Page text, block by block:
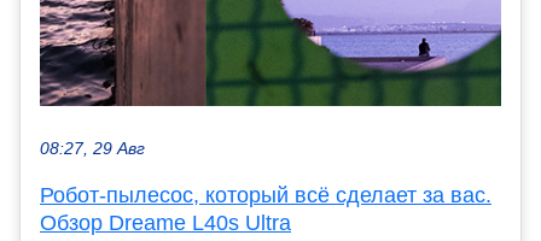
08:27, 29 Авг
Робот-пылесос, который всё сделает за вас.
Обзор Dreame L40s Ultra